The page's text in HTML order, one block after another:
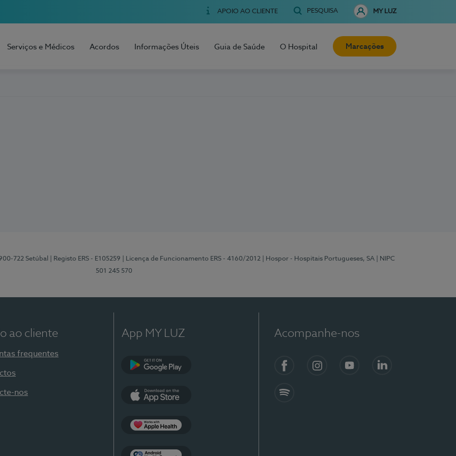
APOIO AO CLIENTE PESQUISA MY LUZ
Serviços e Médicos Acordos Informações Úteis Guia de Saúde O Hospital Marcações
722 Setúbal | Registo ERS - E105259 | Licença de Funcionamento ERS - 4160/2012 | Hospor - Hospitais Portugueses, SA
| NIPC
501 245 570
ao cliente
frequentes
nos
App MY LUZ Acompanhe-nos